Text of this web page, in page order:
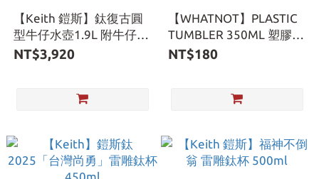
【Keith 鎧斯】鈦復古圓
型牛仔水壺1.9L 附牛仔水
壺套 Ti3037
NT$3,920
【WHATNOT】PLASTIC
TUMBLER 350ML 塑膠高
球杯-琥珀
NT$180